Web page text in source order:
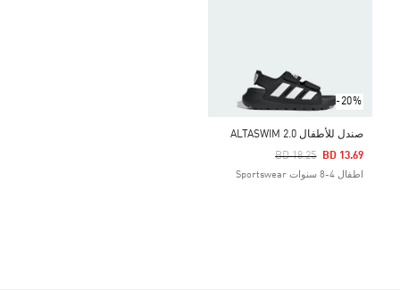
-20%
صندل للأطفال ALTASWIM 2.0
Price Reduced From
BD 18.25
To BD 13.69
اطفال 4-8 سنوات Sportswear